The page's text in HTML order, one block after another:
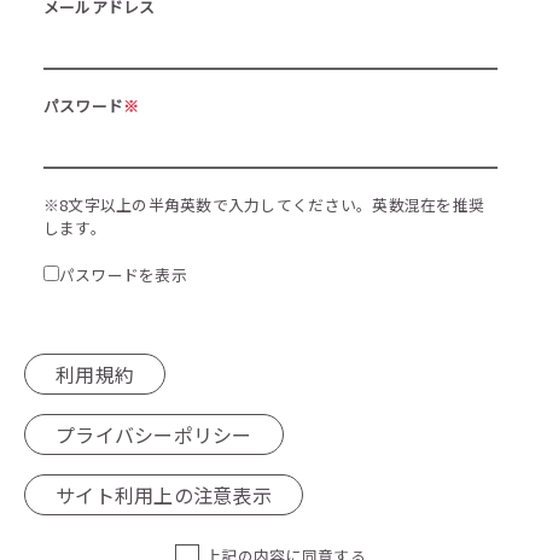
メールアドレス
パスワード※
※8文字以上の半角英数で入力してください。英数混在を推奨
します。
パスワードを表示
利用規約
プライバシーポリシー
サイト利用上の注意表示